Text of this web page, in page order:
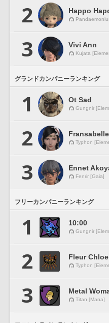
2 Happo
3 Vivi Ann
Kujata
グランドカンパニーランキング
1 Ot Sad
Gungnir
2 Typhon
3 Ennet
Fenrir [Gaia]
フリーカンパニーランキング
1 10:00
Gungnir
2 Fleur Chloe
Typhon
3 Metal
Titan [Mana]